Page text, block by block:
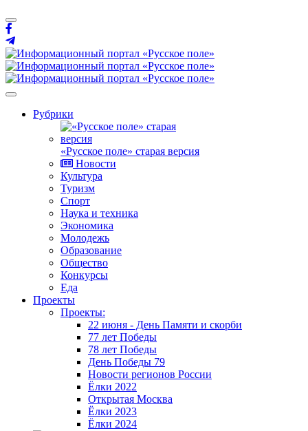
Рубрики
«Русское поле» старая версия
Новости
Культура
Туризм
Спорт
Наука и техника
Экономика
Молодежь
Образование
Общество
Конкурсы
Еда
Проекты
Проекты:
22 июня - День Памяти и скорби
77 лет Победы
78 лет Победы
День Победы 79
Новости регионов России
Ёлки 2022
Открытая Москва
Ёлки 2023
Ёлки 2024